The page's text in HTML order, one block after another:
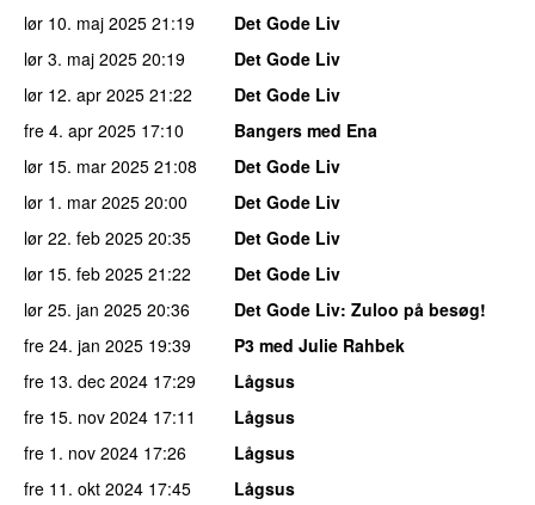
lør 10. maj 2025 21:19
Det Gode Liv
lør 3. maj 2025 20:19
Det Gode Liv
lør 12. apr 2025 21:22
Det Gode Liv
fre 4. apr 2025 17:10
Bangers med Ena
lør 15. mar 2025 21:08
Det Gode Liv
lør 1. mar 2025 20:00
Det Gode Liv
lør 22. feb 2025 20:35
Det Gode Liv
lør 15. feb 2025 21:22
Det Gode Liv
lør 25. jan 2025 20:36 Det Gode Liv: Zuloo på besøg!
fre 24. jan 2025 19:39
P3 med Julie Rahbek
fre 13. dec 2024 17:29
Lågsus
fre 15. nov 2024 17:11
Lågsus
fre 1. nov 2024 17:26
Lågsus
fre 11. okt 2024 17:45
Lågsus